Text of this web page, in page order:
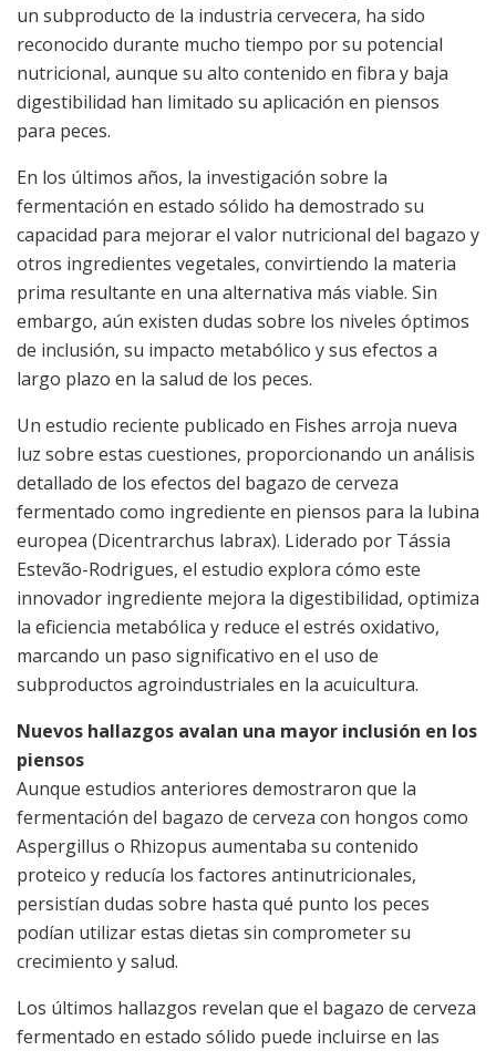
un subproducto de la industria cervecera, ha sido
reconocido durante mucho tiempo por su potencial
nutricional, aunque su alto contenido en fibra y baja
digestibilidad han limitado su aplicación en piensos
para peces.
En los últimos años, la investigación sobre la
fermentación en estado sólido ha demostrado su
capacidad para mejorar el valor nutricional del bagazo y
otros ingredientes vegetales, convirtiendo la materia
prima resultante en una alternativa más viable. Sin
embargo, aún existen dudas sobre los niveles óptimos
de inclusión, su impacto metabólico y sus efectos a
largo plazo en la salud de los peces.
Un estudio reciente publicado en Fishes arroja nueva
luz sobre estas cuestiones, proporcionando un análisis
detallado de los efectos del bagazo de cerveza
fermentado como ingrediente en piensos para la lubina
europea (Dicentrarchus labrax). Liderado por Tássia
Estevão-Rodrigues, el estudio explora cómo este
innovador ingrediente mejora la digestibilidad, optimiza
la eficiencia metabólica y reduce el estrés oxidativo,
marcando un paso significativo en el uso de
subproductos agroindustriales en la acuicultura.
Nuevos hallazgos avalan una mayor inclusión en los
piensos
Aunque estudios anteriores demostraron que la
fermentación del bagazo de cerveza con hongos como
Aspergillus o Rhizopus aumentaba su contenido
proteico y reducía los factores antinutricionales,
persistían dudas sobre hasta qué punto los peces
podían utilizar estas dietas sin comprometer su
crecimiento y salud.
Los últimos hallazgos revelan que el bagazo de cerveza
fermentado en estado sólido puede incluirse en las